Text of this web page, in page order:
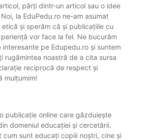
părți dintr-un articol sau o idee
la EduPedu.ro ne-am asumat
și sperăm că și publicațiile cu
vor face la fel. Ne bucurăm
pe Edupedu.ro și suntem
rugămintea noastră de a cita sursa
reciprocă de respect și
mulțumim!
publicație online care găzduiește
domeniul educației și cercetării.
cum sunt educați copiii noștri, cine și